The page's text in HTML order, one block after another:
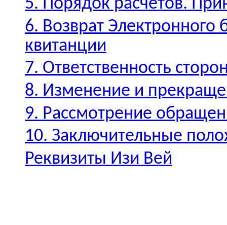
5. Порядок расчетов.
6. Возврат Электронного
квитанции
7. Ответственность
8. Изменение и
9. Рассмотрение
10. Заключительные
Реквизиты Изи Вей